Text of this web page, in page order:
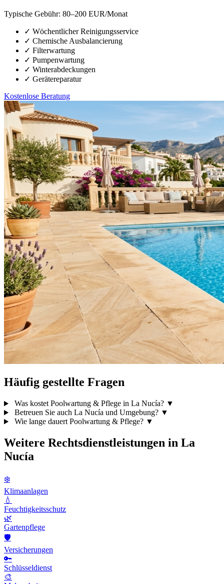
Typische Gebühr: 80–200 EUR/Monat
✓ Wöchentlicher Reinigungsservice
✓ Chemische Ausbalancierung
✓ Filterwartung
✓ Pumpenwartung
✓ Winterabdeckungen
✓ Gerätereparatur
Kostenlose Beratung
Häufig gestellte Fragen
Was kostet Poolwartung & Pflege in La Nucía? ▼
Betreuen Sie auch La Nucía und Umgebung? ▼
Wie lange dauert Poolwartung & Pflege? ▼
Weitere Rechtsdienstleistungen in La
Nucía
❄️
Klimaanlagen
💧
Feuchtigkeitsschutz
🌿
Gartenpflege
🛡️
Versicherungen
🔑
Schlüsseldienst
🎨